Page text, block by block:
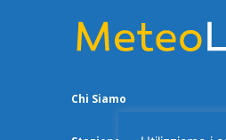
Chi Siamo